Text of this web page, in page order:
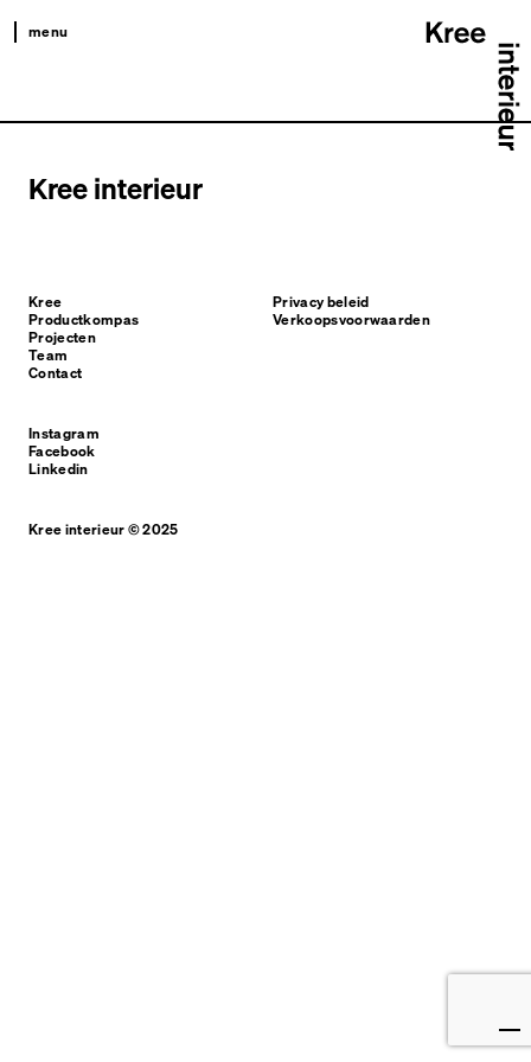
menu
productkompas
Kree interieur
Kree
Productkompas
Projecten
Team
Contact
Privacy beleid
Verkoopsvoorwaarden
Instagram
Facebook
Linkedin
Kree interieur © 2025